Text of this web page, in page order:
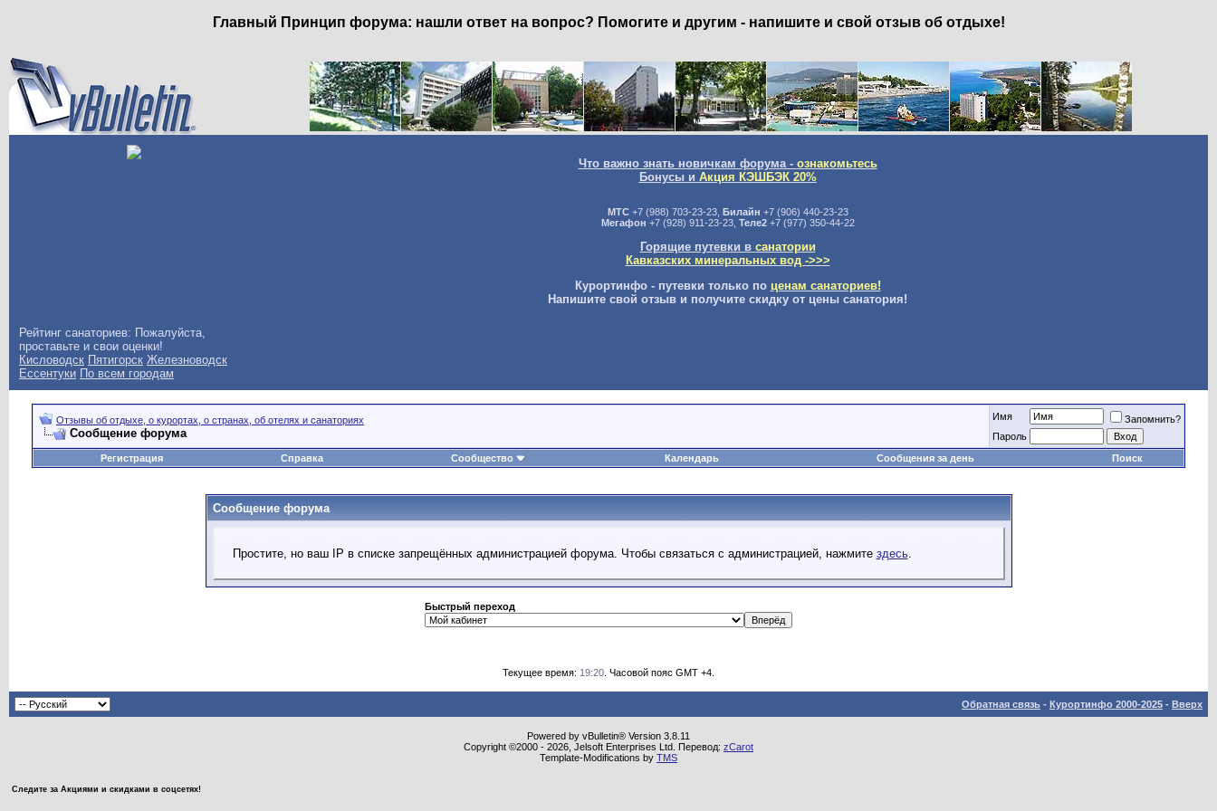
Главный Принцип форума: нашли ответ на вопрос? Помогите и другим - напишите и свой отзыв об отдыхе!
Что важно знать новичкам форума - ознакомьтесь
Бонусы и Акция КЭШБЭК 20%
МТС+7 (988) 703-23-23, Билайн +7 (906) 440-23-23
Мегафон +7 (928) 911-23-23, Теле2+7 (977) 350-44-22
Горящие путевки в санатории
Кавказских минеральных вод ->>>
Курортинфо - путевки только по ценам санаториев!
Напишите свой отзыв и получите скидку от цены санатория!
Рейтинг санаториев: Пожалуйста,
проставьте и свои оценки!
Кисловодск Пятигорск Железноводск
Ессентуки По всем городам
Отзывы об отдыхе, о курортах, о странах, об отелях и санаториях
Сообщение форума
Имя
Запомнить?
Пароль
Регистрация
Справка Сообщество Календарь Сообщения за день Поиск
Сообщение форума
Простите, но ваш IP в списке запрещённых администрацией форума. Чтобы связаться с администрацией, нажмите здесь.
Быстрый переход
Текущее время: 19:20 . Часовой пояс GMT +4.
Обратная связь - Курортинфо 2000-2025 - Вверх
Powered by vBulletin® Version 3.8.11
Copyright ©2000 - 2026, Jelsoft Enterprises Ltd. Перевод: zCarot
Template-Modifications by TMS
Следите за Акциями и скидками в соцсетях!